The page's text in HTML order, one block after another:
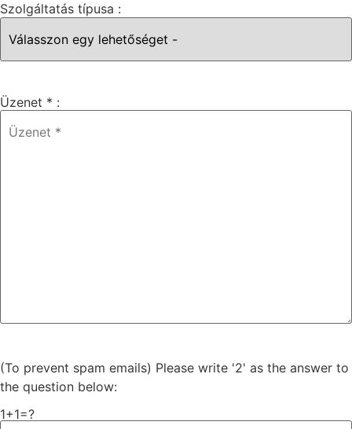
Szolgáltatás típusa :
Üzenet * :
(To prevent spam emails) Please write '2' as the answer to
the question below:
1+1=?